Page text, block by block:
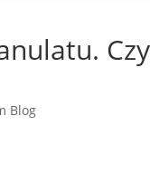
Blog